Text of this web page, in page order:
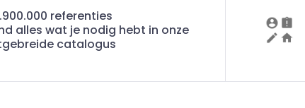
referenties
alles wat je nodig hebt in onze
catalogus